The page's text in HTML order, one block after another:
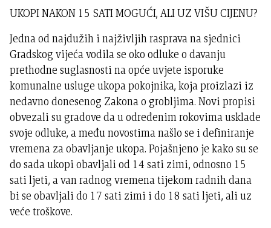
UKOPI NAKON 15 SATI MOGUĆI, ALI UZ VIŠU CIJENU?
Jedna od najdužih i najživljih rasprava na sjednici
Gradskog vijeća vodila se oko odluke o davanju
prethodne suglasnosti na opće uvjete isporuke
komunalne usluge ukopa pokojnika, koja proizlazi iz
nedavno donesenog Zakona o grobljima. Novi propisi
obvezali su gradove da u određenim rokovima usklade
svoje odluke, a među novostima našlo se i definiranje
vremena za obavljanje ukopa. Pojašnjeno je kako su se
do sada ukopi obavljali od 14 sati zimi, odnosno 15
sati ljeti, a van radnog vremena tijekom radnih dana
bi se obavljali do 17 sati zimi i do 18 sati ljeti, ali uz
veće troškove.